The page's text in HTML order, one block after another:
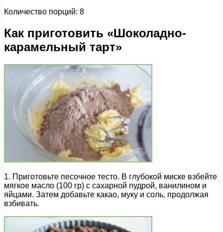
Количество порций: 8
Как приготовить «Шоколадно-
карамельный тарт»
1. Приготовьте песочное тесто. В глубокой миске взбейте
мягкое масло (100 гр) с сахарной пудрой, ванилином и
яйцами. Затем добавьте какао, муку и соль, продолжая
взбивать.